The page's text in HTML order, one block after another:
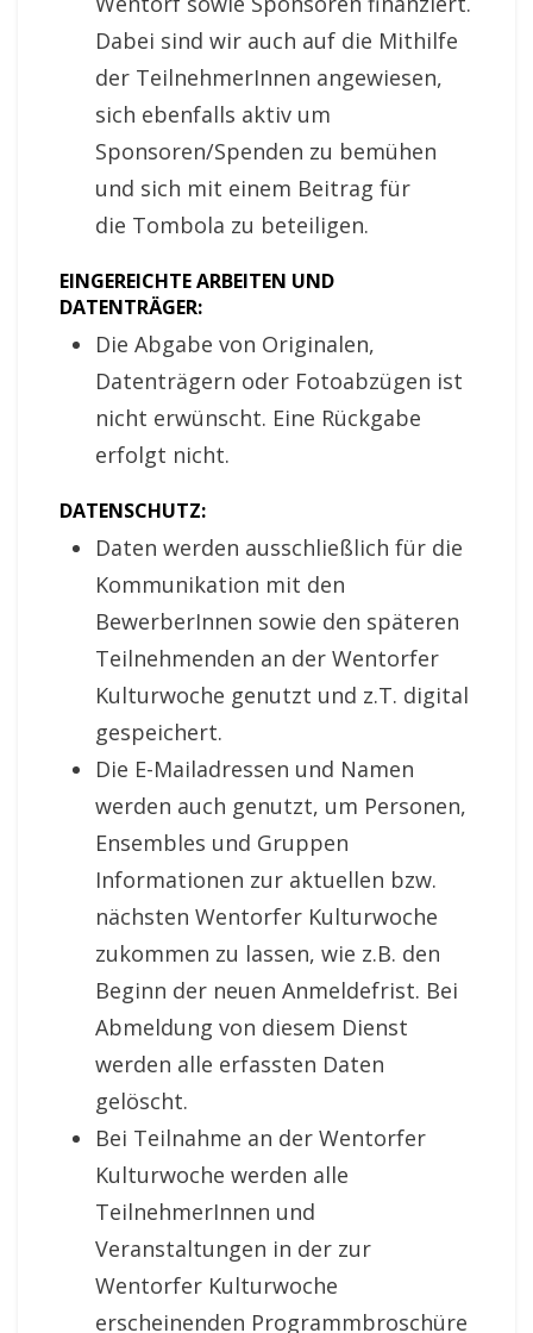
Dabei sind wir auch auf die Mithilfe
der TeilnehmerInnen angewiesen,
sich ebenfalls aktiv um
Sponsoren/Spenden zu bemühen
und sich mit einem Beitrag für
die Tombola zu beteiligen.
EINGEREICHTE ARBEITEN UND
DATENTRÄGER:
Die Abgabe von Originalen,
Datenträgern oder Fotoabzügen ist
nicht erwünscht. Eine Rückgabe
erfolgt nicht.
DATENSCHUTZ:
Daten werden ausschließlich für die
Kommunikation mit den
BewerberInnen sowie den späteren
Teilnehmenden an der Wentorfer
Kulturwoche genutzt und z.T. digital
gespeichert.
Die E-Mailadressen und Namen
werden auch genutzt, um Personen,
Ensembles und Gruppen
Informationen zur aktuellen bzw.
nächsten Wentorfer Kulturwoche
zukommen zu lassen, wie z.B. den
Beginn der neuen Anmeldefrist. Bei
Abmeldung von diesem Dienst
werden alle erfassten Daten
gelöscht.
Bei Teilnahme an der Wentorfer
Kulturwoche werden alle
TeilnehmerInnen und
Veranstaltungen in der zur
Wentorfer Kulturwoche
erscheinenden Programmbroschüre